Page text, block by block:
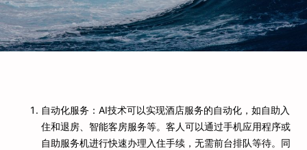
自动化服务：AI技术可以实现酒店服务的自动化，如自助入
住和退房、智能客房服务等。客人可以通过手机应用程序或
自助服务机进行快速办理入住手续，无需前台排队等待。同